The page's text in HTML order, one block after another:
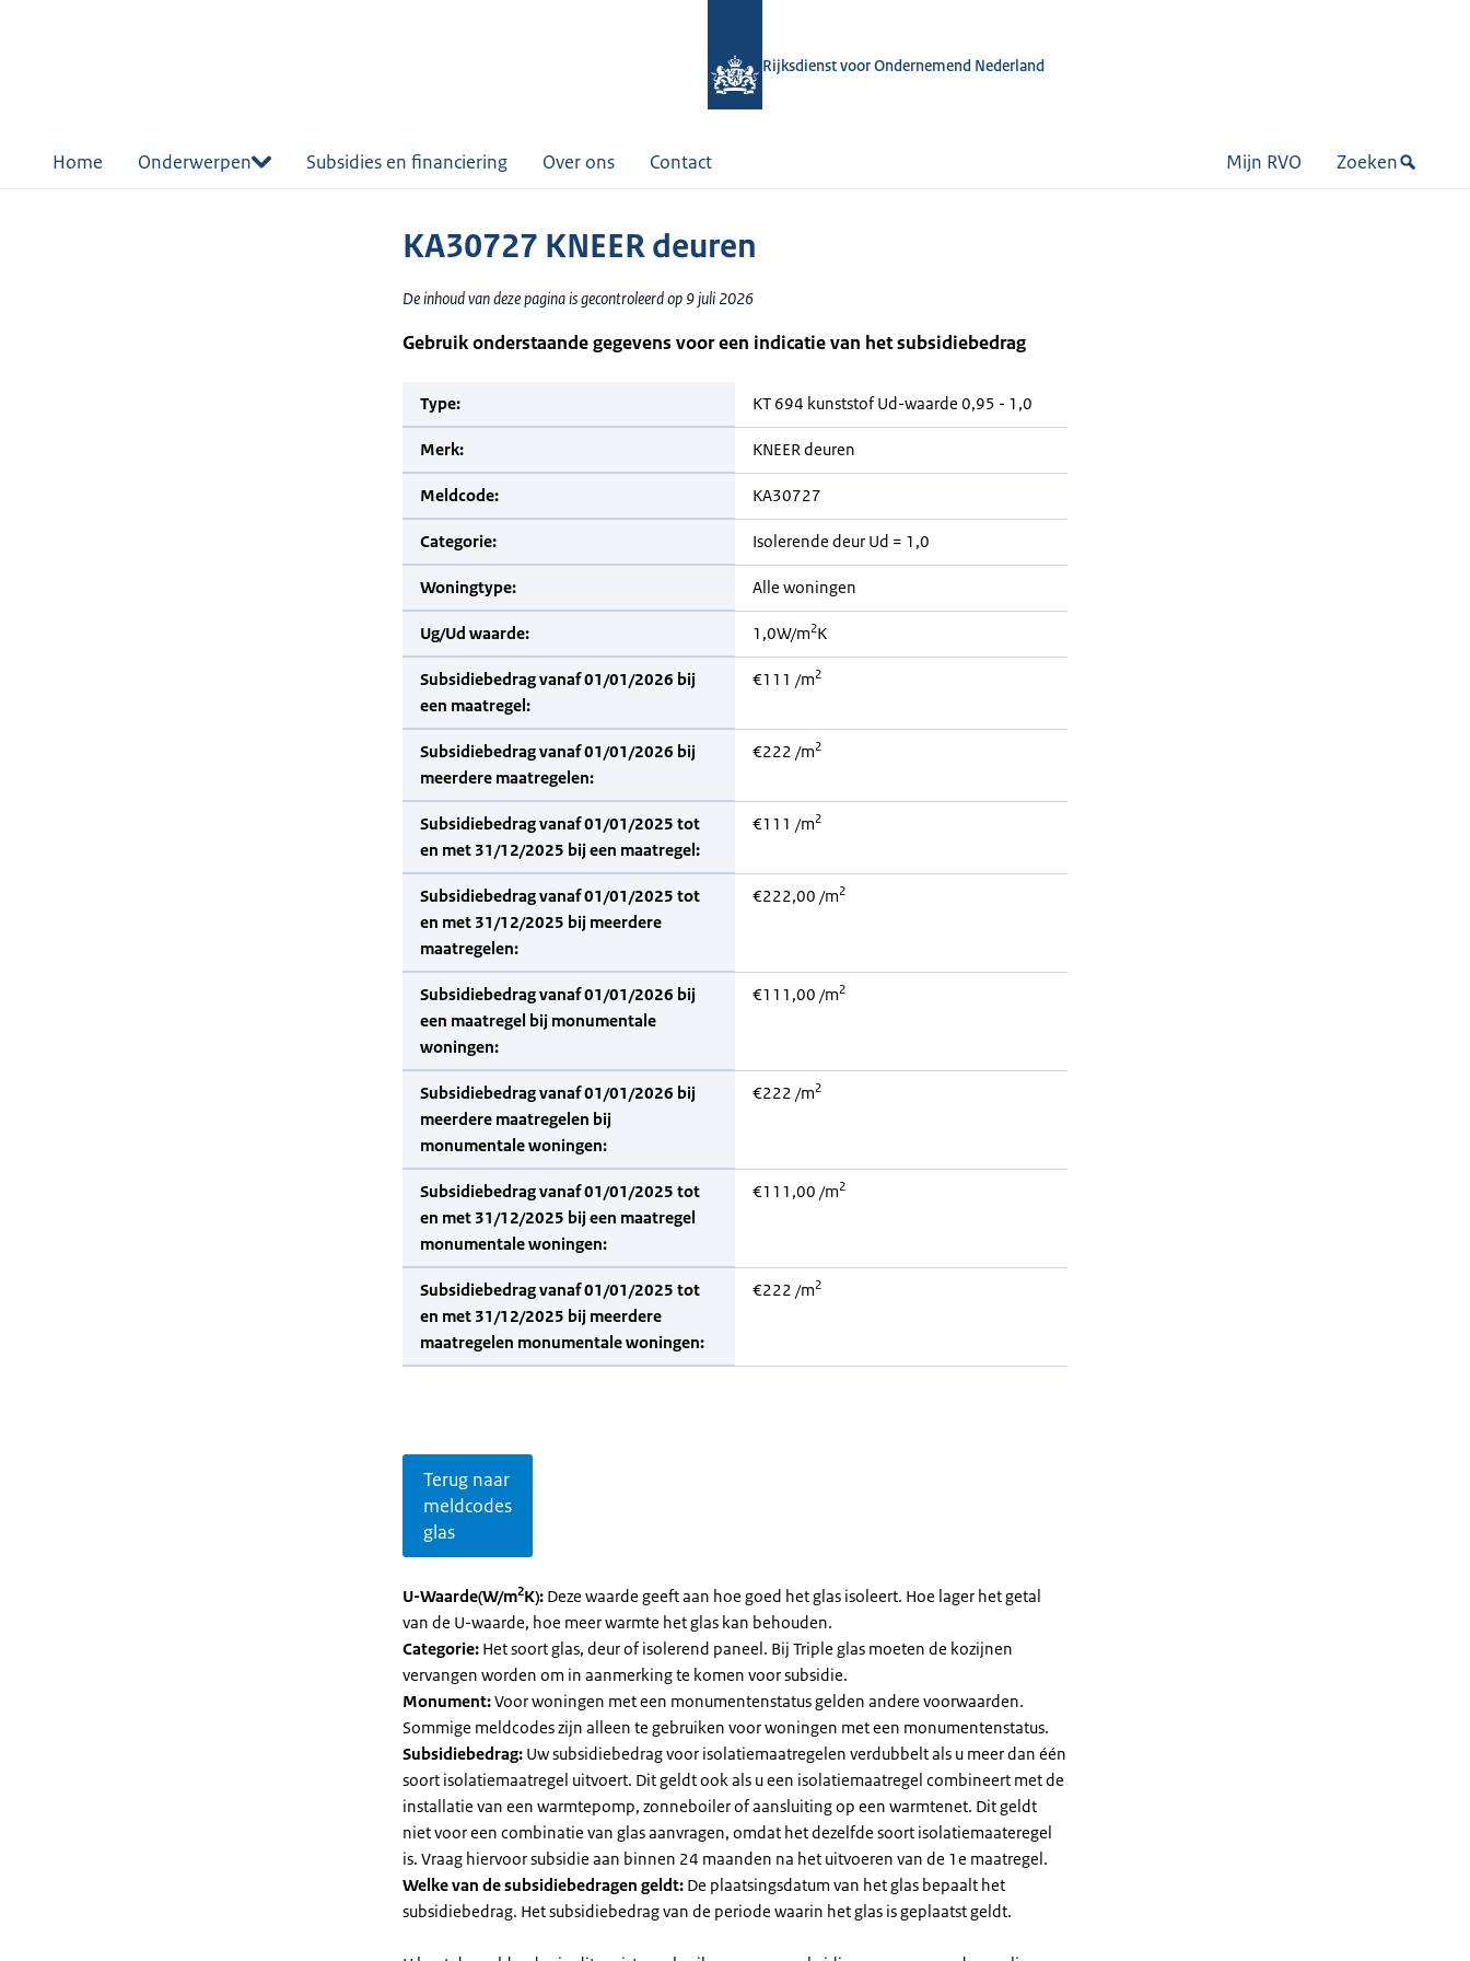
Rijksdienst voor Ondernemend Nederland
Home Onderwerpen Subsidies en financiering Over ons Contact Mijn RVO Zoeken
KA30727 KNEER deuren
De inhoud van deze pagina is gecontroleerd op 9 juli 2026
Gebruik onderstaande gegevens voor een indicatie van het subsidiebedrag
Type: KT 694 kunststof Ud-waarde 0,95 - 1,0
Merk: KNEER deuren
Meldcode: KA30727
Categorie: Isolerende deur Ud = 1,0
Woningtype: Alle woningen
Ug/Ud waarde: 1,0W/m2K
Subsidiebedrag vanaf 01/01/2026 bij
een maatregel:
€111 /m2
Subsidiebedrag vanaf 01/01/2026 bij
meerdere maatregelen:
€222 /m2
Subsidiebedrag vanaf 01/01/2025 tot
en met 31/12/2025 bij een maatregel:
€111 /m2
Subsidiebedrag vanaf 01/01/2025 tot
en met 31/12/2025 bij meerdere
maatregelen:
€222,00 /m2
Subsidiebedrag vanaf 01/01/2026 bij
een maatregel bij monumentale
woningen:
€111,00 /m2
Subsidiebedrag vanaf 01/01/2026 bij
meerdere maatregelen bij
monumentale woningen:
€222 /m2
Subsidiebedrag vanaf 01/01/2025 tot
en met 31/12/2025 bij een maatregel
monumentale woningen:
€111,00 /m2
Subsidiebedrag vanaf 01/01/2025 tot
en met 31/12/2025 bij meerdere
maatregelen monumentale woningen:
€222 /m2
Terug naar
meldcodes
glas
U-Waarde(W/m2K): Deze waarde geeft aan hoe goed het glas isoleert. Hoe lager het getal
van de U-waarde, hoe meer warmte het glas kan behouden.
Categorie: Het soort glas, deur of isolerend paneel. Bij Triple glas moeten de kozijnen
vervangen worden om in aanmerking te komen voor subsidie.
Monument:Voor woningen met een monumentenstatus gelden andere voorwaarden.
Sommige meldcodes zijn alleen te gebruiken voor woningen met een monumentenstatus.
Subsidiebedrag: Uw subsidiebedrag voor isolatiemaatregelen verdubbelt als u meer dan één
soort isolatiemaatregel uitvoert. Dit geldt ook als u een isolatiemaatregel combineert met de
installatie van een warmtepomp, zonneboiler of aansluiting op een warmtenet. Dit geldt
niet voor een combinatie van glas aanvragen, omdat het dezelfde soort isolatiemaateregel
is. Vraag hiervoor subsidie aan binnen 24 maanden na het uitvoeren van de 1e maatregel.
Welke van de subsidiebedragen geldt: De plaatsingsdatum van het glas bepaalt het
subsidiebedrag. Het subsidiebedrag van de periode waarin het glas is geplaatst geldt.